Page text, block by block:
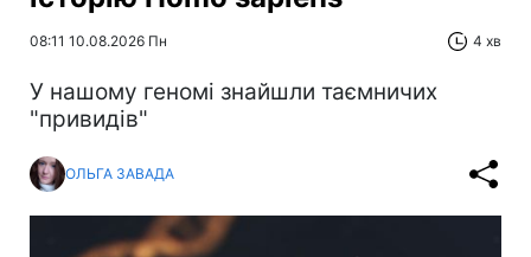
08:11 10.08.2026 Пн 4 хв
У нашому геномі знайшли таємничих
"привидів"
ОЛЬГА ЗАВАДА